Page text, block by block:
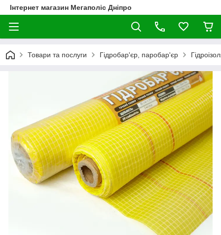
Інтернет магазин Мегаполіс Дніпро
Товари та послуги Гідробар'єр, паробар'єр